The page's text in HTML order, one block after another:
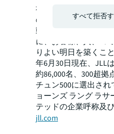
社です。JLLは不動産
のアンビション実現
動産の機会やスペー
に、お客様、人、コ
りよい明日を築くこ
年6月30日現在、JLL
約86,000名、300超
チュン500に選出さ
ョーンズ ラング ラサ
テッドの企業呼称及
jll.com
すべて拒否